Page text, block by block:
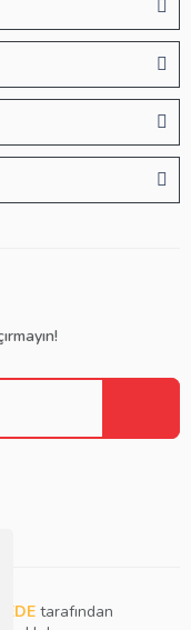
tarafından